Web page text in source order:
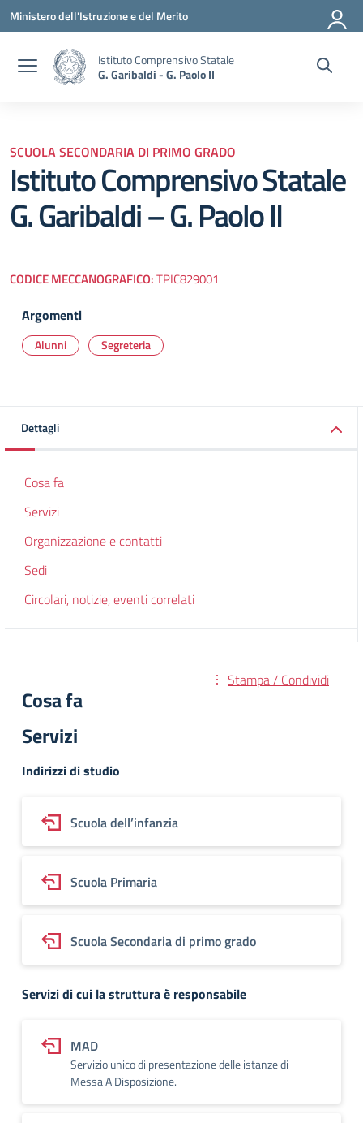
Vai ai contenuti
Vai al menu di navigazione
Vai al footer
Ministero dell'Istruzione e del Merito
Istituto Comprensivo Statale
G. Garibaldi - G. Paolo II
SCUOLA SECONDARIA DI PRIMO GRADO
Istituto Comprensivo Statale
G. Garibaldi – G. Paolo II
CODICE MECCANOGRAFICO:TPIC829001
Argomenti
Alunni Segreteria
Dettagli
Cosa fa
Servizi
Organizzazione e contatti
Sedi
Circolari, notizie, eventi correlati
Stampa / Condividi
Cosa fa
Servizi
Indirizzi di studio
Scuola dell’infanzia
Scuola Primaria
Scuola Secondaria di primo grado
Servizi di cui la struttura è responsabile
MAD
Servizio unico di presentazione delle istanze di
Messa A Disposizione.